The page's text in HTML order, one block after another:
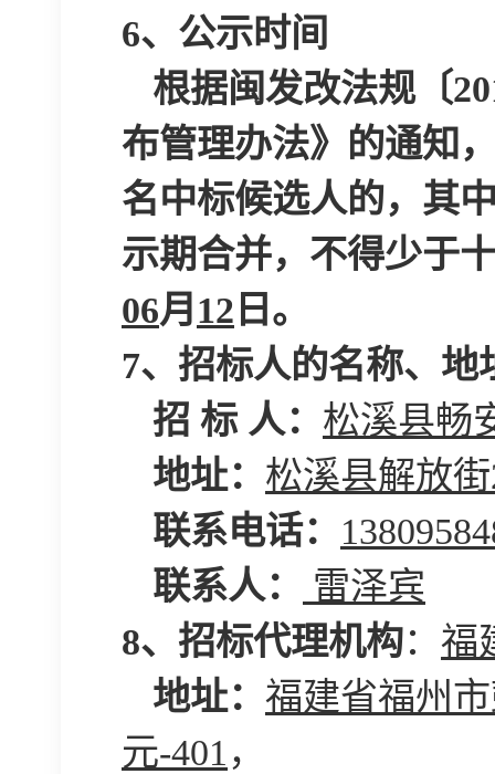
6、公示时间
根据闽发改法规〔
布管理办法》的通知
名中标候选人的，其
示期合并，不得少于
06月 12 日。
7、招标人的名称、地
招 标 人： 松溪县畅
地址： 松溪县解放街
联系电话：
联系人：
雷泽宾
8、招标代理机构： 福
地址： 福建省福州
元-401 ，